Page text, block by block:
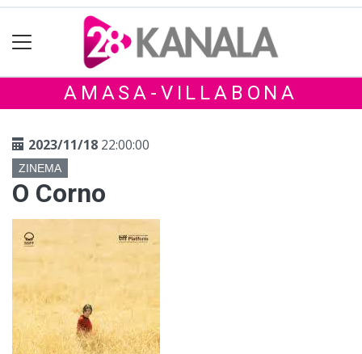
AMASA-VILLABONA
2023/11/18 22:00:00
ZINEMA
O Corno